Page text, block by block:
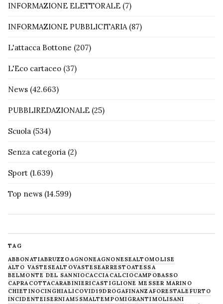
INFORMAZIONE ELETTORALE (7)
INFORMAZIONE PUBBLICITARIA(87)
L'attacca Bottone (207)
L'Eco cartaceo (37)
News (42.663)
PUBBLIREDAZIONALE (25)
Scuola (534)
Senza categoria (2)
Sport (1.639)
Top news (14.599)
TAG
ABBONATIABRUZZOAGNONEAGNONESEALTOMOLISE
ALTO VASTESEALTOVASTESEARRESTOATESSA
BELMONTE DEL SANNIOCACCIACALCIOCAMPOBASSO
CAPRACOTTACARABINIERICASTIGLIONE MESSER MARINO
CHIETINOCINGHIALICOVID19DROGAFINANZAFORESTALE FURTO
INCIDENTEISERNIAM5SMALTEMPOMIGRANTIMOLISANI